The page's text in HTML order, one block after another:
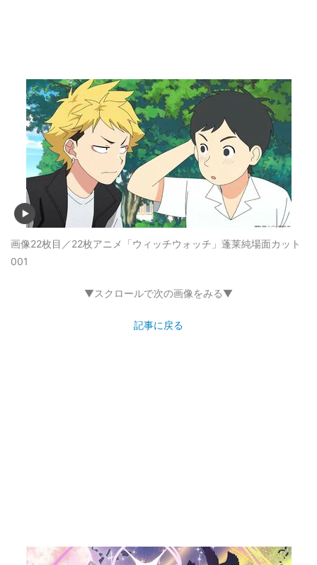
画像22枚目／22枚アニメ「ウィッチウォッチ」蓬莱純場面カット
001
▼スクロールで次の画像をみる▼
記事に戻る